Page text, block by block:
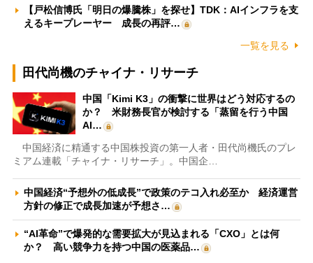
【戸松信博氏「明日の爆騰株」を探せ】TDK：AIインフラを支
えるキープレーヤー 成長の再評…
一覧を見る
田代尚機のチャイナ・リサーチ
中国「Kimi K3」の衝撃に世界はどう対応するの
か？ 米財務長官が検討する「蒸留を行う中国
AI…
中国経済に精通する中国株投資の第一人者・田代尚機氏のプレ
ミアム連載「チャイナ・リサーチ」。中国企…
中国経済“予想外の低成長”で政策のテコ入れ必至か 経済運営
方針の修正で成長加速が予想さ…
“AI革命”で爆発的な需要拡大が見込まれる「CXO」とは何
か？ 高い競争力を持つ中国の医薬品…